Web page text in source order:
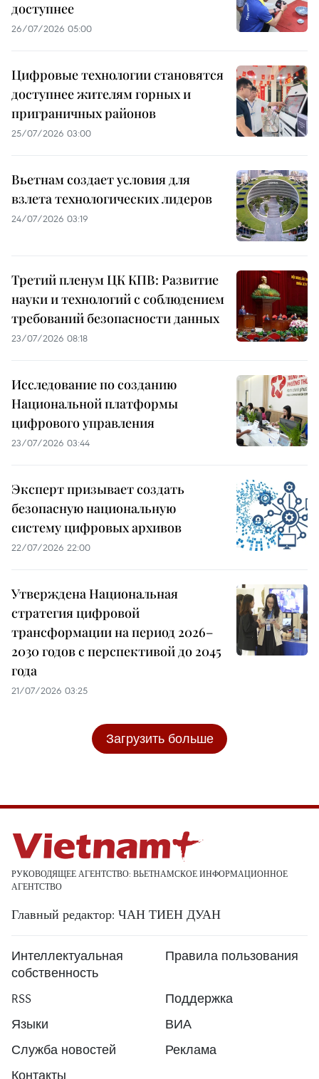
доступнее
26/07/2026 05:00
Цифровые технологии становятся
доступнее жителям горных и
приграничных районов
25/07/2026 03:00
Вьетнам создает условия для
взлета технологических лидеров
24/07/2026 03:19
Третий пленум ЦК КПВ: Развитие
науки и технологий с соблюдением
требований безопасности данных
23/07/2026 08:18
Исследование по созданию
Национальной платформы
цифрового управления
23/07/2026 03:44
Эксперт призывает создать
безопасную национальную
систему цифровых архивов
22/07/2026 22:00
Утверждена Национальная
стратегия цифровой
трансформации на период 2026–
2030 годов с перспективой до 2045
года
21/07/2026 03:25
Загрузить больше
РУКОВОДЯЩЕЕ АГЕНТСТВО: ВЬЕТНАМСКОЕ ИНФОРМАЦИОННОЕ
АГЕНТСТВО
Главный редактор: ЧАН ТИЕН ДУАН
Интеллектуальная
собственность
Правила пользования
RSS
Поддержка
Языки
ВИА
Служба новостей
Реклама
Контакты